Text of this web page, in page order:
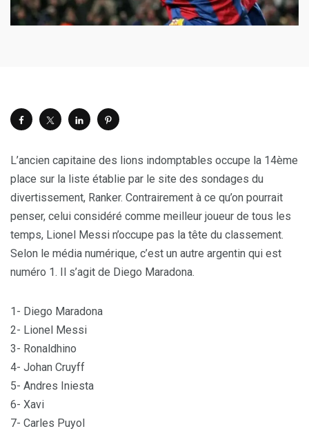
L’ancien capitaine des lions indomptables occupe la 14ème
place sur la liste établie par le site des sondages du
divertissement, Ranker. Contrairement à ce qu’on pourrait
penser, celui considéré comme meilleur joueur de tous les
temps, Lionel Messi n’occupe pas la tête du classement.
Selon le média numérique, c’est un autre argentin qui est
numéro 1. Il s’agit de Diego Maradona.
1- Diego Maradona
2- Lionel Messi
3- Ronaldhino
4- Johan Cruyff
5- Andres Iniesta
6- Xavi
7- Carles Puyol